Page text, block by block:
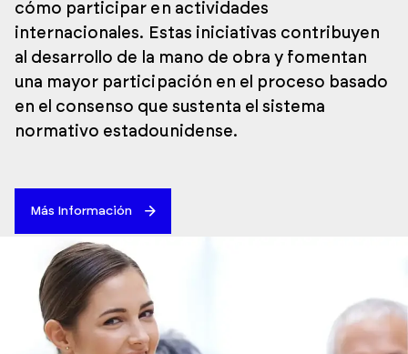
cómo participar en actividades
internacionales. Estas iniciativas contribuyen
al desarrollo de la mano de obra y fomentan
una mayor participación en el proceso basado
en el consenso que sustenta el sistema
normativo estadounidense.
Más Información